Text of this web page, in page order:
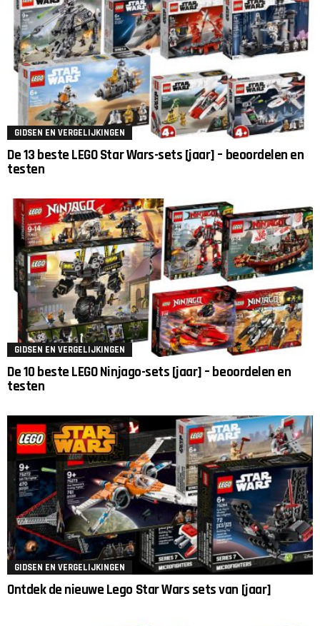
GIDSEN EN VERGELIJKINGEN
De 13 beste LEGO Star Wars-sets [jaar] – beoordelen en
testen
GIDSEN EN VERGELIJKINGEN
De 10 beste LEGO Ninjago-sets [jaar] – beoordelen en
testen
GIDSEN EN VERGELIJKINGEN
Ontdek de nieuwe Lego Star Wars sets van [jaar]